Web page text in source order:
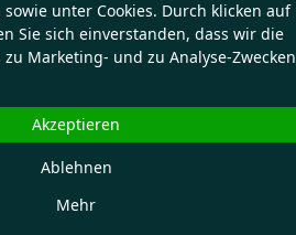
unter Cookies. Durch klicken auf
Sie sich einverstanden, dass wir die
Marketing- und zu Analyse-Zwecken
Mehr
Ablehnen
Akzeptieren